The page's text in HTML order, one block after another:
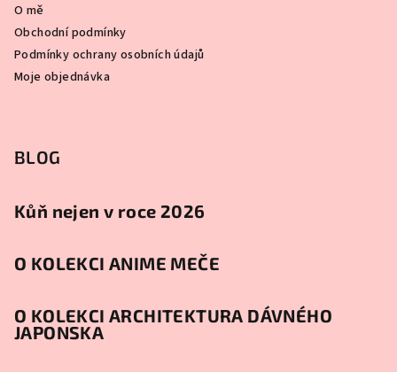
O mě
Obchodní podmínky
Podmínky ochrany osobních údajů
Moje objednávka
BLOG
Kůň nejen v roce 2026
O KOLEKCI ANIME MEČE
O KOLEKCI ARCHITEKTURA DÁVNÉHO
JAPONSKA